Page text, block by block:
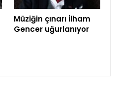
Müziğin çınarı İlham
Gencer uğurlanıyor